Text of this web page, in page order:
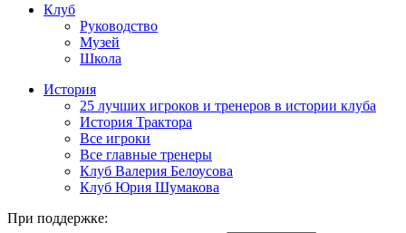
Клуб
Руководство
Музей
Школа
История
25 лучших игроков и тренеров в истории клуба
История Трактора
Все игроки
Все главные тренеры
Клуб Валерия Белоусова
Клуб Юрия Шумакова
При поддержке: